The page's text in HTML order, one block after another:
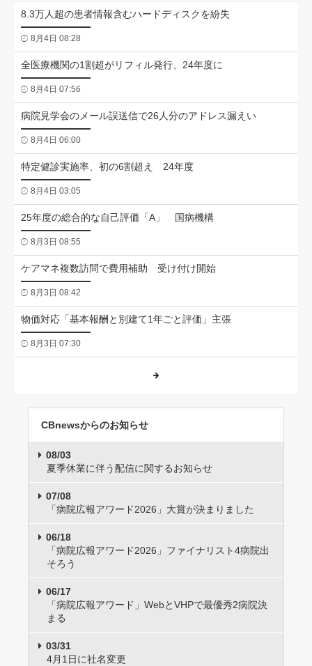
8.3万人超の患者情報含むハードディスクを紛失
8月4日 08:28
全医療機関の1割超がリフィル発行、24年度に
8月4日 07:56
病院見学会のメール誤送信で26人分のアドレス漏えい
8月4日 06:00
特定健診実施率、初の6割超え 24年度
8月4日 03:05
25年度の総合的な自己評価「A」 国病機構
8月3日 08:55
ケアマネ複数訪問で費用補助 受け付け開始
8月3日 08:42
物価対応「基本報酬と別建て1年ごと評価」主張
8月3日 07:30
CBnewsからのお知らせ
08/03
夏季休業に伴う配信に関するお知らせ
07/08
「病院広報アワード2026」大賞が決まりました
06/18
「病院広報アワード2026」ファイナリスト4病院出
そろう
06/17
「病院広報アワード」WebとVHPで最優秀2病院決
まる
03/31
4月1日に社名変更